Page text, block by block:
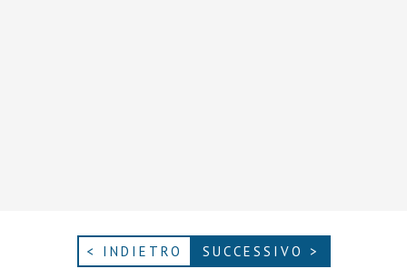
< INDIETRO SUCCESSIVO >